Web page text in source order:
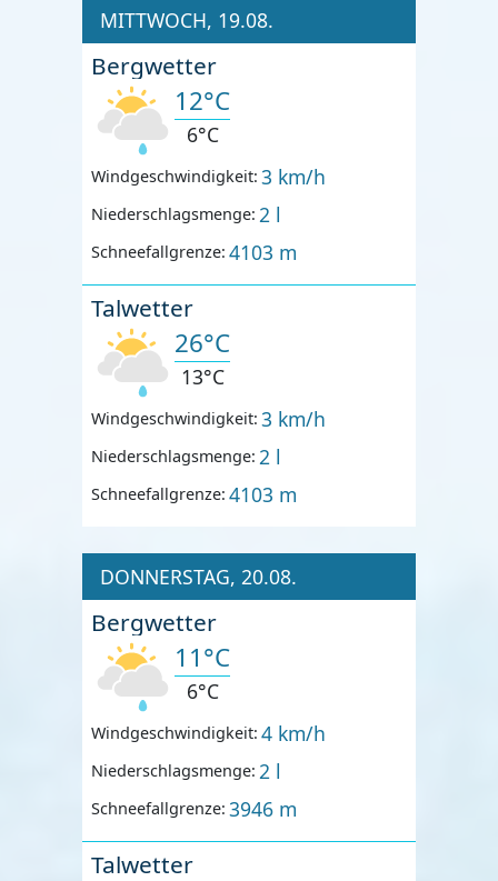
MITTWOCH, 19.08.
Bergwetter
12°C
6°C
Windgeschwindigkeit: 3 km/h
Niederschlagsmenge: 2 l
Schneefallgrenze: 4103 m
Talwetter
26°C
13°C
Windgeschwindigkeit: 3 km/h
Niederschlagsmenge: 2 l
Schneefallgrenze: 4103 m
DONNERSTAG, 20.08.
Bergwetter
11°C
6°C
Windgeschwindigkeit: 4 km/h
Niederschlagsmenge: 2 l
Schneefallgrenze: 3946 m
Talwetter